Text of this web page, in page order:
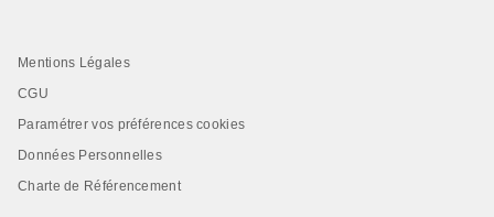
Mentions Légales
CGU
Paramétrer vos préférences cookies
Données Personnelles
Charte de Référencement